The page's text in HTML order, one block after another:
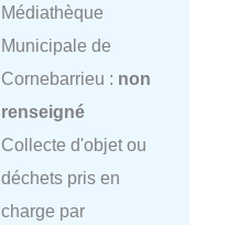
Médiathèque
Municipale de
Cornebarrieu : non
renseigné
Collecte d'objet ou
déchets pris en
charge par